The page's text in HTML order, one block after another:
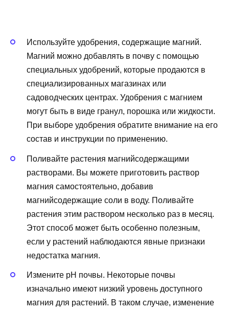
Используйте удобрения, содержащие магний.
Магний можно добавлять в почву с помощью
специальных удобрений, которые продаются в
специализированных магазинах или
садоводческих центрах. Удобрения с магнием
могут быть в виде гранул, порошка или жидкости.
При выборе удобрения обратите внимание на его
состав и инструкции по применению.
Поливайте растения магнийсодержащими
растворами. Вы можете приготовить раствор
магния самостоятельно, добавив
магнийсодержащие соли в воду. Поливайте
растения этим раствором несколько раз в месяц.
Этот способ может быть особенно полезным,
если у растений наблюдаются явные признаки
недостатка магния.
Измените pH почвы. Некоторые почвы
изначально имеют низкий уровень доступного
магния для растений. В таком случае, изменение